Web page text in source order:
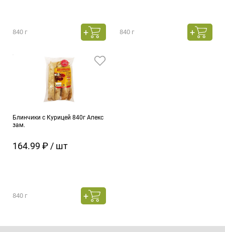
840 г 840 г
Блинчики с Курицей 840г Апекс
зам.
164.99 ₽ / шт
840 г